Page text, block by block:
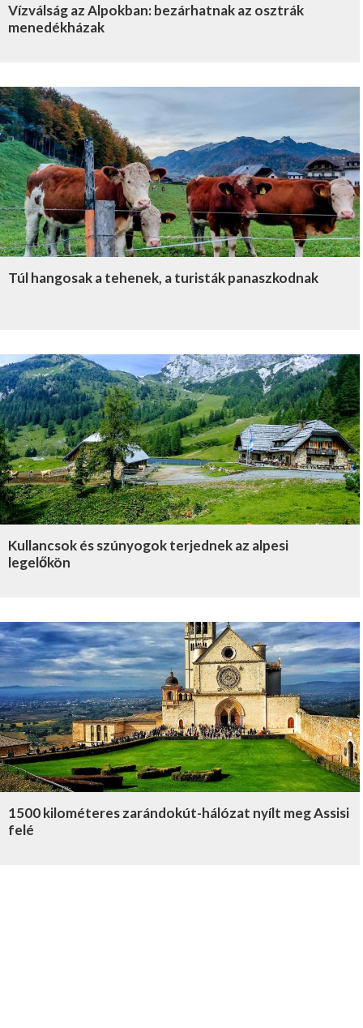
Vízválság az Alpokban: bezárhatnak az osztrák
menedékházak
Túl hangosak a tehenek, a turisták panaszkodnak
Kullancsok és szúnyogok terjednek az alpesi
legelőkön
1500 kilométeres zarándokút-hálózat nyílt meg Assisi
felé